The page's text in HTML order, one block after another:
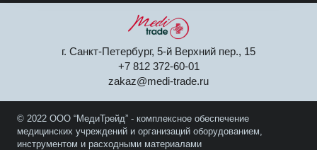
г. Санкт-Петербург, 5-й Верхний пер., 15
+7 812 372-60-01
zakaz@medi-trade.ru
© 2022 ООО “МедиТрейд” - комплексное обеспечение
медицинских учреждений и организаций оборудованием,
инструментом и расходными материалами